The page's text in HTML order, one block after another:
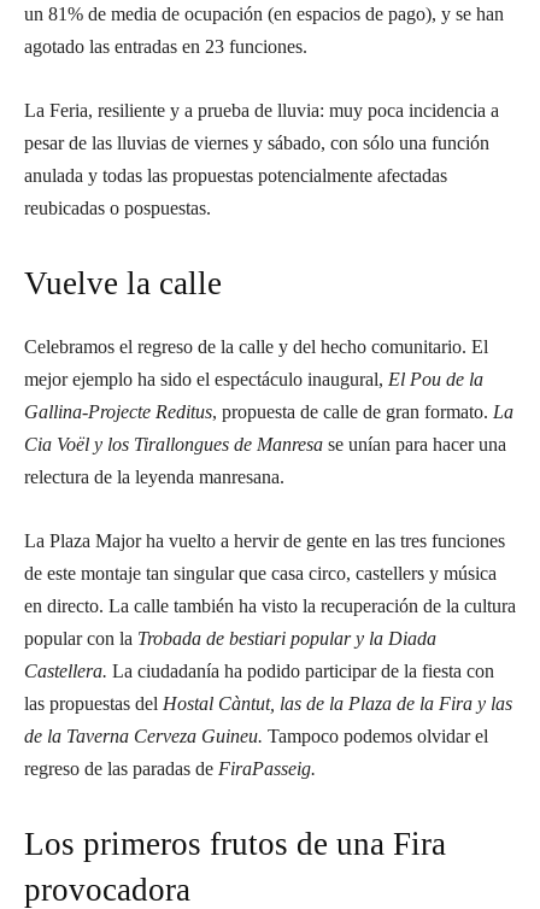
un 81% de media de ocupación (en espacios de pago), y se han
agotado las entradas en 23 funciones.
La Feria, resiliente y a prueba de lluvia: muy poca incidencia a
pesar de las lluvias de viernes y sábado, con sólo una función
anulada y todas las propuestas potencialmente afectadas
reubicadas o pospuestas.
Vuelve la calle
Celebramos el regreso de la calle y del hecho comunitario. El
mejor ejemplo ha sido el espectáculo inaugural, El Pou de la
Gallina-Projecte Reditus, propuesta de calle de gran formato. La
Cia Voël y los Tirallongues de Manresa se unían para hacer una
relectura de la leyenda manresana.
La Plaza Major ha vuelto a hervir de gente en las tres funciones
de este montaje tan singular que casa circo, castellers y música
en directo. La calle también ha visto la recuperación de la cultura
popular con la Trobada de bestiari popular y la Diada
Castellera. La ciudadanía ha podido participar de la fiesta con
las propuestas del Hostal Càntut, las de la Plaza de la Fira y las
de la Taverna Cerveza Guineu. Tampoco podemos olvidar el
regreso de las paradas de FiraPasseig.
Los primeros frutos de una Fira
provocadora